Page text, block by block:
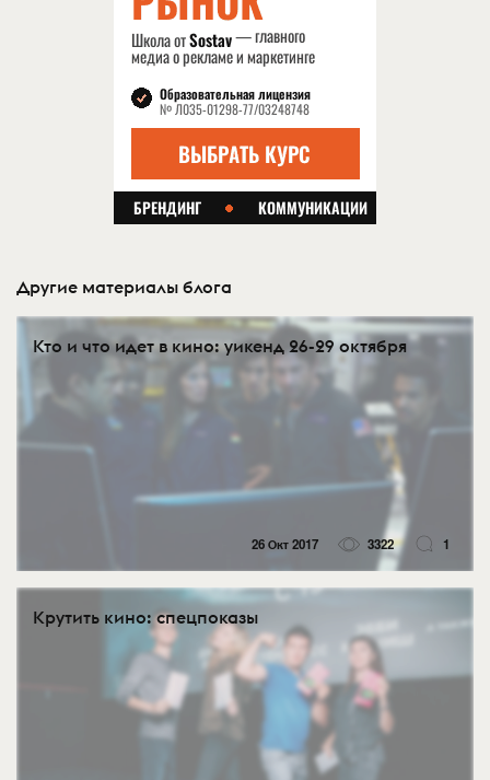
Другие материалы блога
Кто и что идет в кино: уикенд 26-29 октября
26 Окт 2017 3322 1
Крутить кино: спецпоказы